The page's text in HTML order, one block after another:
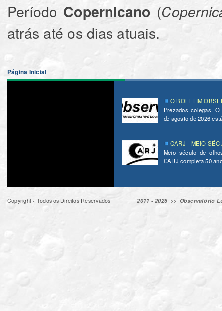
Período Copernicano (
atrás até os dias atuais.
Página Inicial
O BOLETIM
Prezados colegas.
de agosto de 2026
CARJ - MEIO
Meio século de
CARJ completa 50
Copyright - Todos os Direitos Reservados 2011 - 2026 >> Observatório